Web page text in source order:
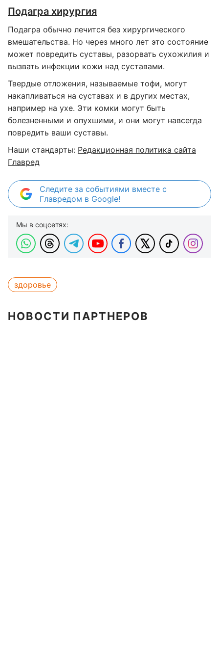
Подагра хирургия
Подагра обычно лечится без хирургического
вмешательства. Но через много лет это состояние
может повредить суставы, разорвать сухожилия и
вызвать инфекции кожи над суставами.
Твердые отложения, называемые тофи, могут
накапливаться на суставах и в других местах,
например на ухе. Эти комки могут быть
болезненными и опухшими, и они могут навсегда
повредить ваши суставы.
Наши стандарты: Редакционная политика сайта
Главред
Следите за событиями вместе с
Главредом в Google!
Мы в соцсетях:
здоровье
НОВОСТИ ПАРТНЕРОВ